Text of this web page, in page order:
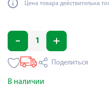
Цена товара действительна
Поделиться
В наличии